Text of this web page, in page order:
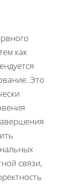
как
Это
связи,